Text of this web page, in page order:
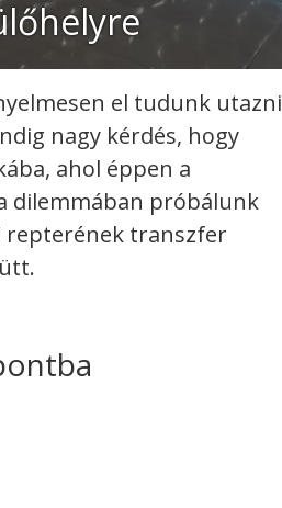
el tudunk utazni
nagy kérdés, hogy
ahol éppen a
dilemmában próbálunk
repterének transzfer